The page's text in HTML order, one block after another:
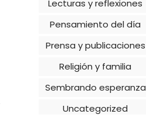
Lecturas y reflexiones
Pensamiento del día
Prensa y publicaciones
Religión y familia
Sembrando esperanza
Uncategorized